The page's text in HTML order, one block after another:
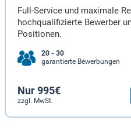
Full-Service und maximale
hochqualifizierte Bewerber
Positionen.
20 - 30
garantierte Bewerbungen
Nur 995€
zzgl. MwSt.